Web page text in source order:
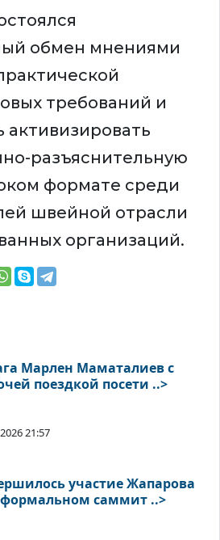
обмен мнениями
требований и
активизировать
разъяснительную
формате среди
швейной отрасли
организаций.
Марлен Маматалиев с
поездкой посети ..>
21:57
участие Жапарова
саммит ..>